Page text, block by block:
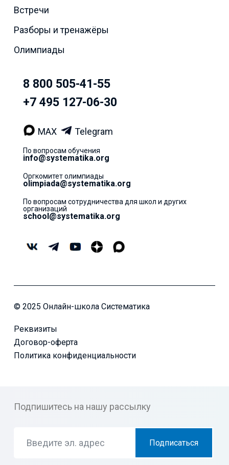
Встречи
Разборы и тренажёры
Олимпиады
8 800 505-41-55
+7 495 127-06-30
MAX Telegram
По вопросам обучения
info@systematika.org
Оргкомитет олимпиады
olimpiada@systematika.org
По вопросам сотрудничества для школ и других
организаций
school@systematika.org
© 2025 Онлайн-школа Систематика
Реквизиты
Договор-оферта
Политика конфиденциальности
Подпишитесь на нашу рассылку
Подписаться